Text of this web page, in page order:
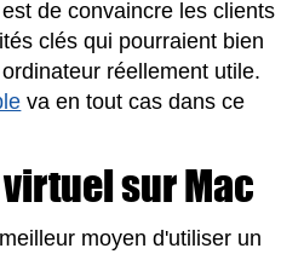
de convaincre les clients
clés qui pourraient bien
réellement utile.
va en tout cas dans ce
sur Mac
moyen d'utiliser un